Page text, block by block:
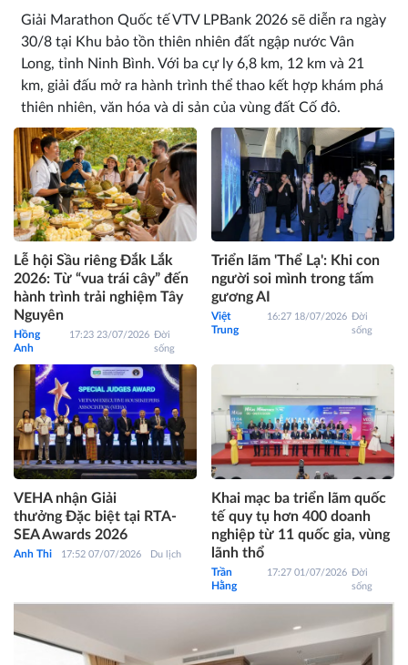
Giải Marathon Quốc tế VTV LPBank 2026 sẽ diễn ra ngày
30/8 tại Khu bảo tồn thiên nhiên đất ngập nước Vân
Long, tỉnh Ninh Bình. Với ba cự ly 6,8 km, 12 km và 21
km, giải đấu mở ra hành trình thể thao kết hợp khám phá
thiên nhiên, văn hóa và di sản của vùng đất Cố đô.
Lễ hội Sầu riêng Đắk Lắk
2026: Từ “vua trái cây” đến
hành trình trải nghiệm Tây
Nguyên
Hồng
Anh
17:23 23/07/2026 Đời
sống
Triển lãm 'Thể Lạ': Khi con
người soi mình trong tấm
gương AI
Việt
Trung
16:27 18/07/2026 Đời
sống
VEHA nhận Giải
thưởng Đặc biệt tại RTA-
SEA Awards 2026
Anh Thi 17:52 07/07/2026 Du lịch
Khai mạc ba triển lãm quốc
tế quy tụ hơn 400 doanh
nghiệp từ 11 quốc gia, vùng
lãnh thổ
Trần
Hằng
17:27 01/07/2026 Đời
sống